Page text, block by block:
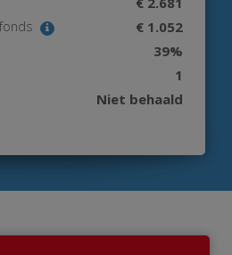
€ 1.052
39%
1
Niet behaald